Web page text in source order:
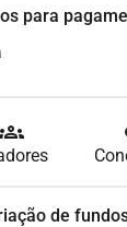
para
de